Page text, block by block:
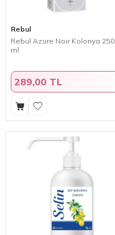
Rebul
Rebul Azure Noir Kolonya 250
ml
289,00 TL